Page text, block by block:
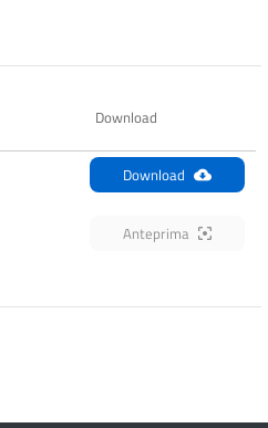
Download
Download
Anteprima